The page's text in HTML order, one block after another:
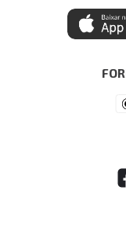
Central de
Ética e
Regulamentos
Seja um Revendedor
Mastercard
Itau Personnalite